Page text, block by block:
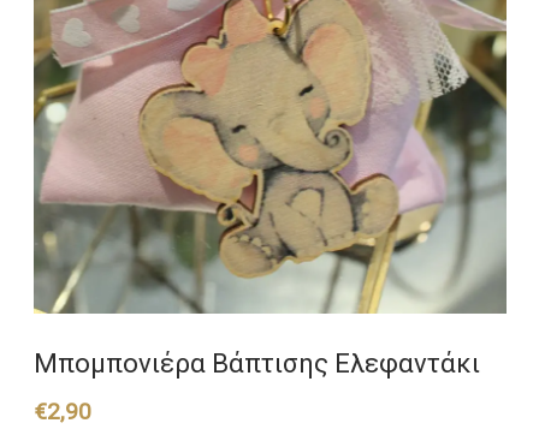
Μπομπονιέρα Βάπτισης Ελεφαντάκι
€2,90